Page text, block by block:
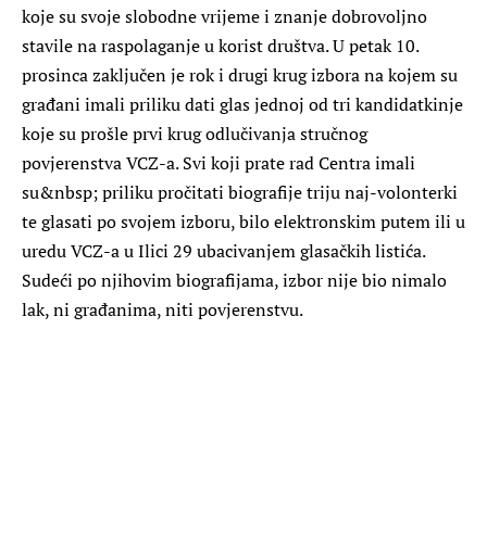
koje su svoje slobodne vrijeme i znanje dobrovoljno
stavile na raspolaganje u korist društva. U petak 10.
prosinca zaključen je rok i drugi krug izbora na kojem su
građani imali priliku dati glas jednoj od tri kandidatkinje
koje su prošle prvi krug odlučivanja stručnog
povjerenstva VCZ-a. Svi koji prate rad Centra imali
su&nbsp; priliku pročitati biografije triju naj-volonterki
te glasati po svojem izboru, bilo elektronskim putem ili u
uredu VCZ-a u Ilici 29 ubacivanjem glasačkih listića.
Sudeći po njihovim biografijama, izbor nije bio nimalo
lak, ni građanima, niti povjerenstvu.